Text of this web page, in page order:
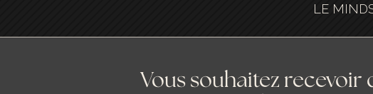
LE
Vous souhaitez recevoir